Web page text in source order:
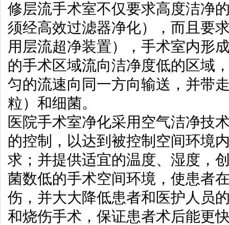
修层流手术室不仅要求高度洁净
须经高效过滤器净化），而且要
用层流超净装置），手术室内形
的手术区域流向洁净度低的区域
匀的流速向同一方向输送，并带
粒）和细菌。
医院手术室净化采用空气洁净技
的控制，以达到被控制空间环境
求；并提供适宜的温度、湿度，
菌数低的手术空间环境，使患者
伤，并大大降低患者和医护人员
和烧伤手术，保证患者术后能更